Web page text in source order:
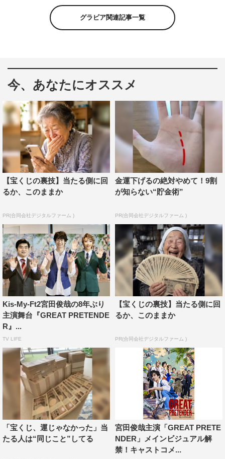
持を受けている作品だ。
にも放送時ハマっていたというアニメ愛あふれる宮田が、
約8年ぶりに舞台単独主演を務める。
そのエダマメが行動を共にすることになるフランス人の信
用詐欺師（コンフィデンスマン）、ローラン・ティエリー
役に元宝塚歌劇団男役スターの美弥るりか。舞台版オリジ
ナルキャラクター・北大路役に、ユニークなキャラクター
と子役時代から培われた演技力でマルチに活躍する加藤諒
が出演。
持つ信用詐欺師、アビゲイル・ジョーンズ（アビー）役
に、中国武術で世界大会優勝経験もある山本千尋。美しく
知的なFBI敏腕捜査官ポーラ・ディキンス役には、元宝塚
歌劇団トップ娘役の仙名彩世が発表された。
そのほかにも福本伸一、平田敦子、三上市朗、大谷亮介と
いった、多彩な実力派キャストが揃った。また、東京公演
が7月4日（日）から、大阪公演が8月4日（水）から開催
されることも決定。生バンド演奏でおくる疾走感あふれる
音楽劇「GREAT PRETENDER グレートプリテンダー」
に、ますます期待が高まる。
作品情報
グラビア関連記事一覧
今、あなたにオススメ
【宝くじの裏技】当たる側に回
るか、このままか
PR(合同会社デジタルファーム )
金運下げるの絶対やめて！9割
が知らない“貯金術”
PR(合同会社デジタルファーム )
Kis-My-Ft2宮田俊哉の8年ぶり
主演舞台『GREAT PRETENDE
R』...
TV LIFE
【宝くじの裏技】当たる側に回
るか、このままか
PR(合同会社デジタルファーム )
「宝くじ、運じゃなかった」当
たる人は“同じこと”してる
宮田俊哉主演「GREAT PRETE
NDER」メインビジュアル解
禁！キャストコメ...